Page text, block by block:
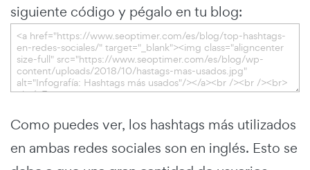
siguiente código y pégalo en tu blog:
Como puedes ver, los hashtags más utilizados
en ambas redes sociales son en inglés. Esto se